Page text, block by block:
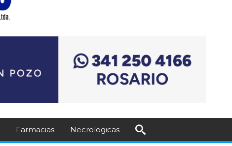
Farmacias Necrologicas